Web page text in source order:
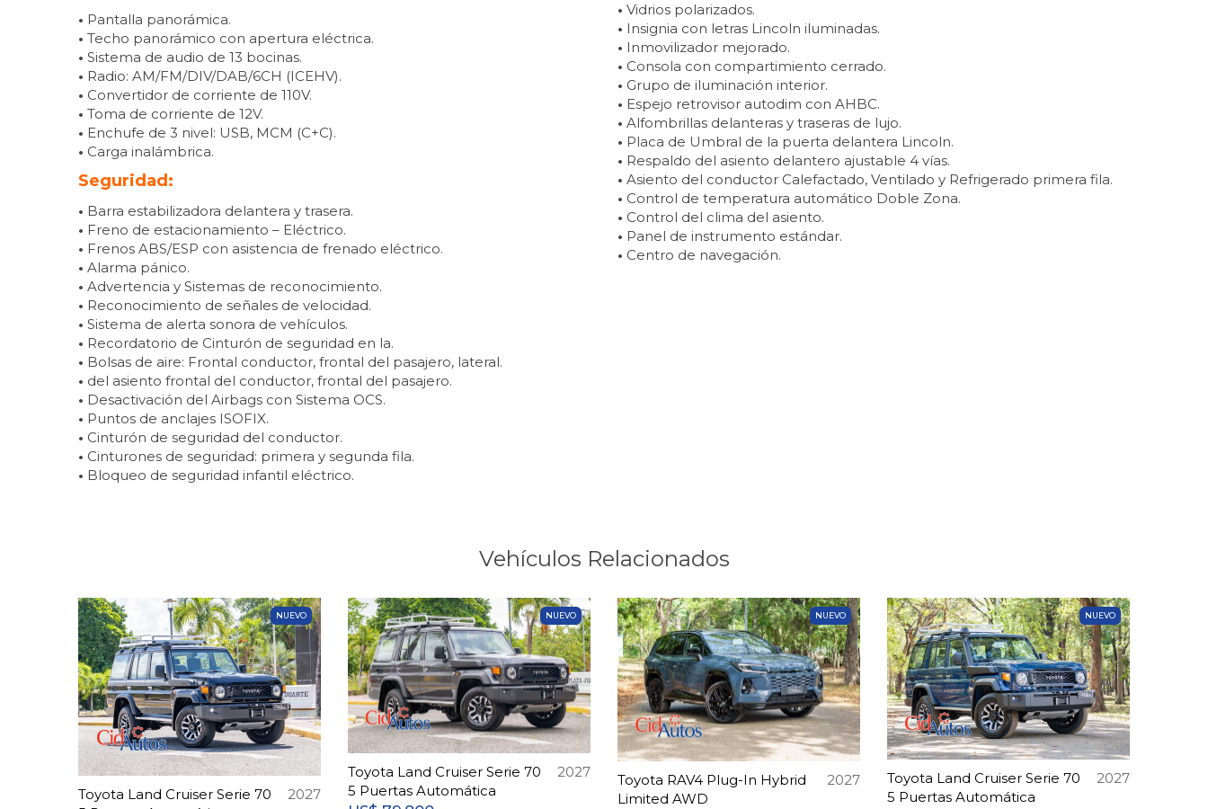
• Pantalla panorámica.
• Techo panorámico con apertura eléctrica.
• Sistema de audio de 13 bocinas.
• Radio: AM/FM/DIV/DAB/6CH (ICEHV).
• Convertidor de corriente de 110V.
• Toma de corriente de 12V.
• Enchufe de 3 nivel: USB, MCM (C+C).
• Carga inalámbrica.
Seguridad:
• Barra estabilizadora delantera y trasera.
• Freno de estacionamiento – Eléctrico.
• Frenos ABS/ESP con asistencia de frenado eléctrico.
• Alarma pánico.
• Advertencia y Sistemas de reconocimiento.
• Reconocimiento de señales de velocidad.
• Sistema de alerta sonora de vehículos.
• Recordatorio de Cinturón de seguridad en la.
• Bolsas de aire: Frontal conductor, frontal del pasajero, lateral.
• del asiento frontal del conductor, frontal del pasajero.
• Desactivación del Airbags con Sistema OCS.
• Puntos de anclajes ISOFIX.
• Cinturón de seguridad del conductor.
• Cinturones de seguridad: primera y segunda fila.
• Bloqueo de seguridad infantil eléctrico.
• Vidrios polarizados.
• Insignia con letras Lincoln iluminadas.
• Inmovilizador mejorado.
• Consola con compartimiento cerrado.
• Grupo de iluminación interior.
• Espejo retrovisor autodim con AHBC.
• Alfombrillas delanteras y traseras de lujo.
• Placa de Umbral de la puerta delantera Lincoln.
• Respaldo del asiento delantero ajustable 4 vías.
• Asiento del conductor Calefactado, Ventilado y Refrigerado primera fila.
• Control de temperatura automático Doble Zona.
• Control del clima del asiento.
• Panel de instrumento estándar.
• Centro de navegación.
Vehículos Relacionados
NUEVO
Toyota Land Cruiser Serie 70
2027
NUEVO
Toyota Land Cruiser Serie 70
5 Puertas Automática
2027
NUEVO
Toyota RAV4 Plug-In Hybrid
Limited AWD
2027
NUEVO
Toyota Land Cruiser Serie 70
5 Puertas Automática
2027